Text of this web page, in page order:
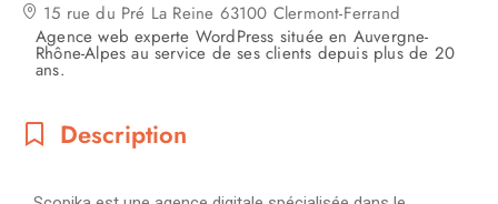
15 rue du Pré La Reine 63100 Clermont-Ferrand
Agence web experte WordPress située en Auvergne-
Rhône-Alpes au service de ses clients depuis plus de 20
ans.
Description